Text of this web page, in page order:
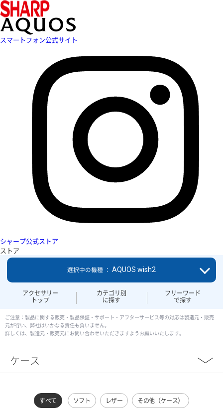
スマートフォン公式サイト
シャープ公式ストア
ストア
アクセサリー
トップ
カテゴリ別
に探す
フリーワード
で探す
選択中の機種 ： AQUOS wish2
ご注意：製品に関する販売・製品保証・サポート・アフターサービス等の対応は製造元・販売
元が行い、弊社はいかなる責任も負いません。
詳しくは、製造元・販売元にお問い合わせいただきますようお願いいたします。
ケース
すべて ソフト レザー その他（ケース）